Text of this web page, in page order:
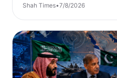
Shah Times•7/8/2026